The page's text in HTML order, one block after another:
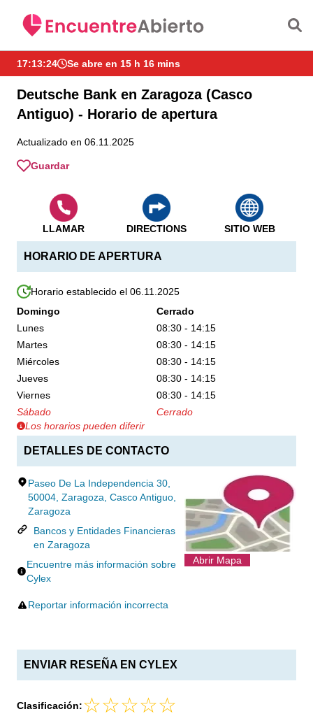
17:13:24 Se abre en 15 h 16 mins
Deutsche Bank en Zaragoza (Casco
Antiguo) - Horario de apertura
Actualizado en 06.11.2025
Guardar
HORARIO DE APERTURA
Horario establecido el 06.11.2025
Domingo
Cerrado
Lunes
08:30 - 14:15
Martes
08:30 - 14:15
Miércoles
08:30 - 14:15
Jueves
08:30 - 14:15
Viernes
08:30 - 14:15
Sábado
Cerrado
Los horarios pueden diferir
DETALLES DE CONTACTO
Paseo De La Independencia 30,
50004, Zaragoza, Casco Antiguo,
Zaragoza
Bancos y Entidades Financieras
en Zaragoza
Encuentre más información sobre
Cylex
Reportar información incorrecta
Abrir Mapa
LLAMAR DIRECTIONS SITIO WEB
ENVIAR RESEÑA EN CYLEX
Clasificación: